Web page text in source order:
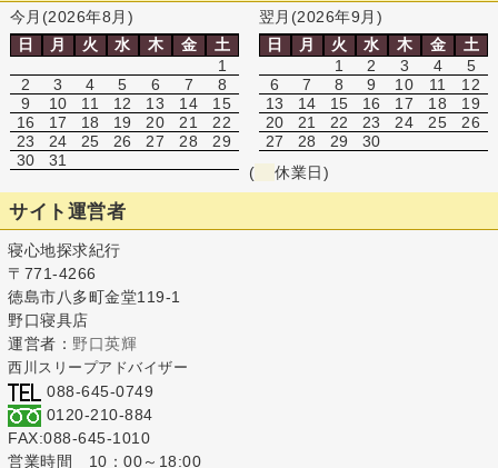
今月(2026年8月)
日
月 火 水 木 金
土
1
2
3 4 5 6 7
8
9
10 11 12 13 14
15
16
17 18 19 20 21
22
23
24 25 26 27 28
29
30
31
翌月(2026年9月)
日
月 火 水 木 金
土
1
2 3 4
5
6
7 8 9 10 11
12
13
14 15 16 17 18
19
20
21 22 23 24 25
26
27
28 29
30
(
休業日)
サイト運営者
寝心地探求紀行
〒771-4266
徳島市八多町金堂119-1
野口寝具店
運営者： 野口英輝
西川スリープアドバイザー
088-645-0749
0120-210-884
FAX:088-645-1010
営業時間 10：00～18:00